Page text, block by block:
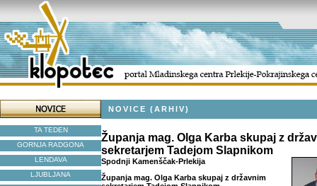
TA TEDEN
GORNJA RADGONA
LENDAVA
LJUBLJANA
NOVICE (ARHIV)
Županja mag. Olga Karba skupaj z
sekretarjem Tadejom Slapnikom
Spodnji Kamenščak-Prlekija
Županja mag. Olga Karba skupaj z državnim